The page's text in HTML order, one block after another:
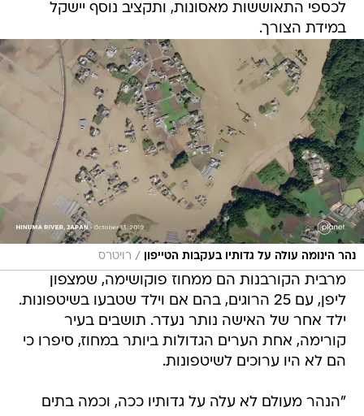
לכספי התאוששות מאסונות, ותקציב נוסף יישקל
במידת הצורך.
נהר הינומה עולה על גדותיו בעקבות הטייפון / רויטרס
מרבית הקורבנות הם ממחוז פוקושימה, שמצפון
ליפן, עם 25 הרוגים, בהם אם וילד שטבעו בשיטפונות.
ילד אחר של האישה נותר נעדר. תושבים בעיר
קורימה, אחת הערים הגדולות ביותר במחוז, סיפרו כי
הם לא היו ערוכים לשיטפונות.
"הנהר מעולם לא עלה על גדותיו ככה, וכמה בתים